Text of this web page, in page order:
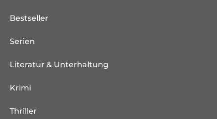
Bestseller
Serien
Literatur & Unterhaltung
Krimi
Thriller